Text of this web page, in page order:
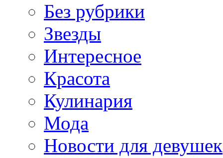
Без рубрики
Звезды
Интересное
Красота
Кулинария
Мода
Новости для девушек